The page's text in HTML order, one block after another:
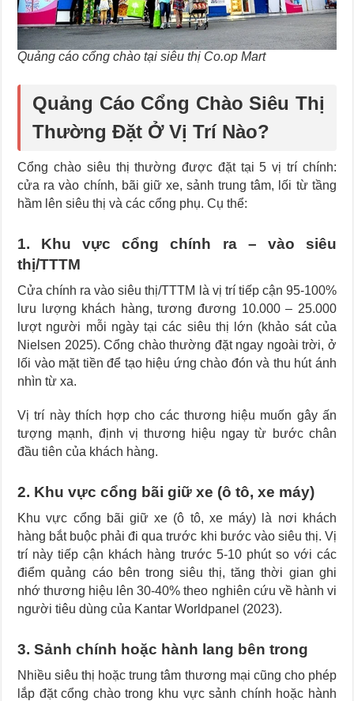
Quảng cáo cổng chào tại siêu thị Co.op Mart
Quảng Cáo Cổng Chào Siêu Thị
Thường Đặt Ở Vị Trí Nào?
Cổng chào siêu thị thường được đặt tại 5 vị trí chính:
cửa ra vào chính, bãi giữ xe, sảnh trung tâm, lối từ tầng
hầm lên siêu thị và các cổng phụ. Cụ thể:
1. Khu vực cổng chính ra – vào siêu
thị/TTTM
Cửa chính ra vào siêu thị/TTTM là vị trí tiếp cận 95-100%
lưu lượng khách hàng, tương đương 10.000 – 25.000
lượt người mỗi ngày tại các siêu thị lớn (khảo sát của
Nielsen 2025). Cổng chào thường đặt ngay ngoài trời, ở
lối vào mặt tiền để tạo hiệu ứng chào đón và thu hút ánh
nhìn từ xa.
Vị trí này thích hợp cho các thương hiệu muốn gây ấn
tượng mạnh, định vị thương hiệu ngay từ bước chân
đầu tiên của khách hàng.
2. Khu vực cổng bãi giữ xe (ô tô, xe máy)
Khu vực cổng bãi giữ xe (ô tô, xe máy) là nơi khách
hàng bắt buộc phải đi qua trước khi bước vào siêu thị. Vị
trí này tiếp cận khách hàng trước 5-10 phút so với các
điểm quảng cáo bên trong siêu thị, tăng thời gian ghi
nhớ thương hiệu lên 30-40% theo nghiên cứu về hành vi
người tiêu dùng của Kantar Worldpanel (2023).
3. Sảnh chính hoặc hành lang bên trong
Nhiều siêu thị hoặc trung tâm thương mại cũng cho phép
lắp đặt cổng chào trong khu vực sảnh chính hoặc hành